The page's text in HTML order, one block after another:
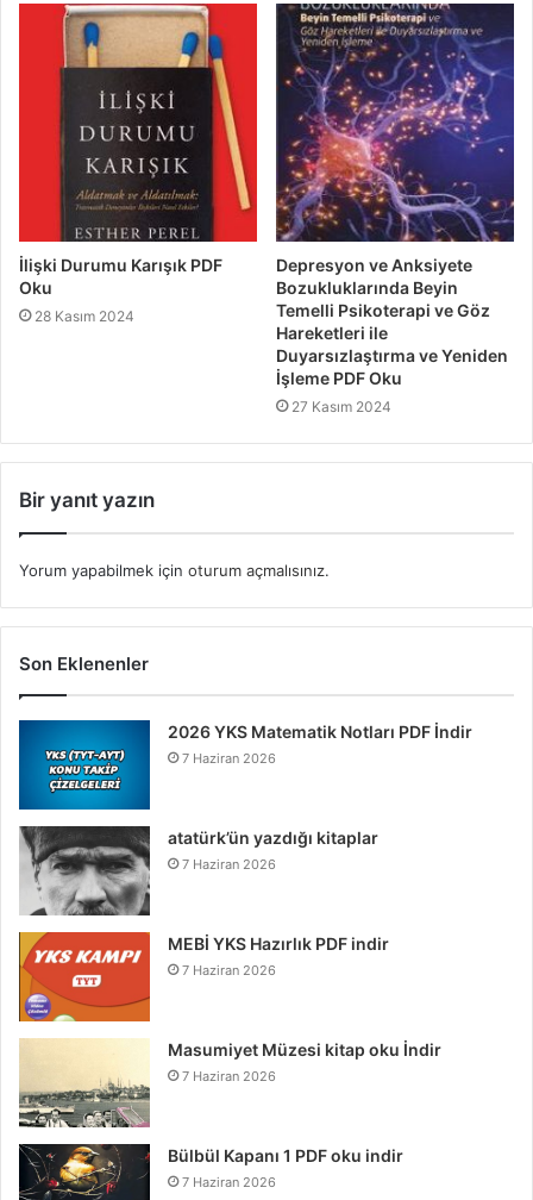
İlişki Durumu Karışık PDF
Oku
28 Kasım 2024
Depresyon ve Anksiyete
Bozukluklarında Beyin
Temelli Psikoterapi ve Göz
Hareketleri ile
Duyarsızlaştırma ve Yeniden
İşleme PDF Oku
27 Kasım 2024
Bir yanıt yazın
Yorum yapabilmek için oturum açmalısınız.
Son Eklenenler
2026 YKS Matematik Notları PDF İndir
7 Haziran 2026
atatürk’ün yazdığı kitaplar
7 Haziran 2026
MEBİ YKS Hazırlık PDF indir
7 Haziran 2026
Masumiyet Müzesi kitap oku İndir
7 Haziran 2026
Bülbül Kapanı 1 PDF oku indir
7 Haziran 2026